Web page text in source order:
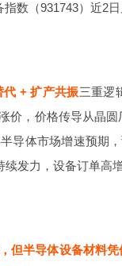
数（931743）近2
代 + 扩产共振三重逻
价，价格传导从晶
导体市场增速预期
发力，设备订单高
但半导体设备材料